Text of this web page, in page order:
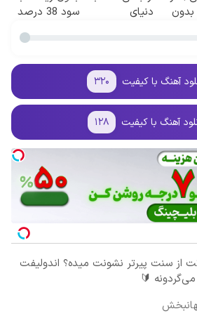
بدون
دنیای
سود 38 درصد
آهنگ با کیفیت ۳۲۰
آهنگ با کیفیت ۱۲۸
از سنت پیرتر نشونت میده؟ اندولیفت
🔰